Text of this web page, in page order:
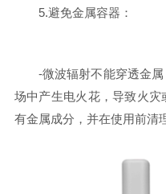
5.避免金属容器：
-微波辐射不能穿透金属
场中产生电火花，导致火
有金属成分，并在使用前清